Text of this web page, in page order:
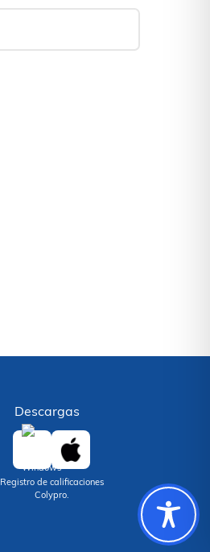
Descargas
Registro de calificaciones
Colypro.